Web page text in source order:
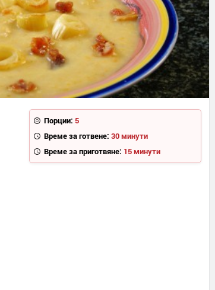
Порции: 5
Време за готвене: 30 минути
Време за приготвяне: 15 минути